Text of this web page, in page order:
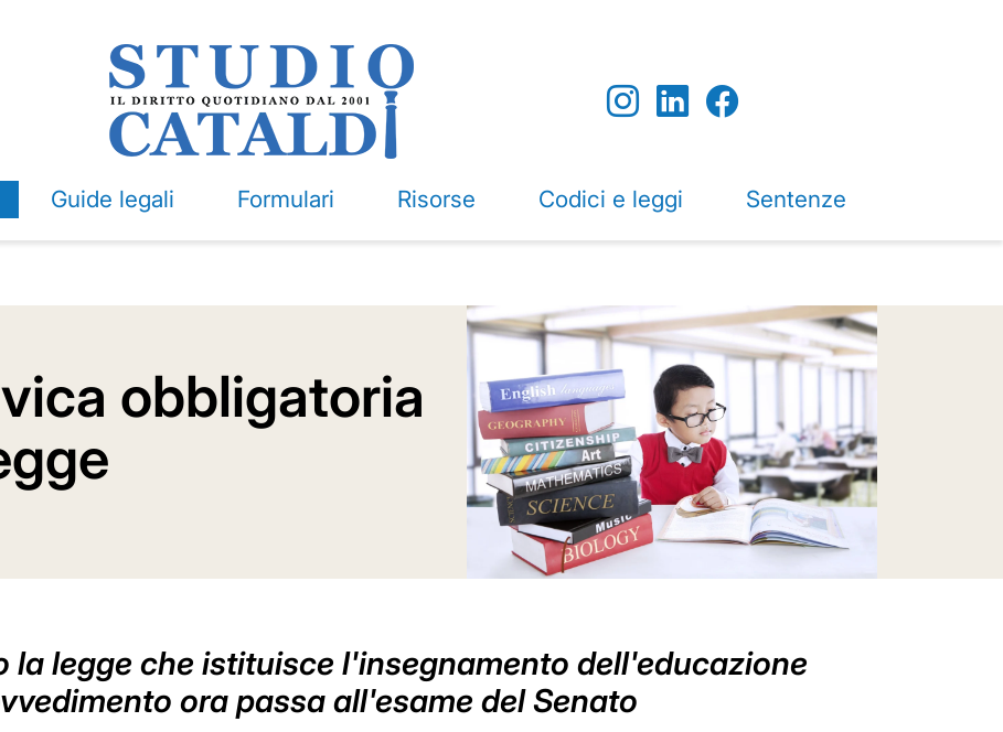
Guide legali Formulari Risorse Codici e leggi Sentenze
obbligatoria
la legge che istituisce l'insegnamento dell'educazione
ora passa all'esame del Senato